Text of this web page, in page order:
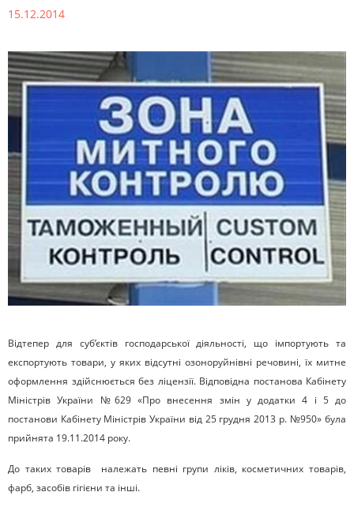
15.12.2014
Відтепер для суб’єктів господарської діяльності, що імпортують та
експортують товари, у яких відсутні озоноруйнівні речовині, їх митне
оформлення здійснюється без ліцензії. Відповідна постанова Кабінету
Міністрів України №629 «Про внесення змін у додатки 4 і 5 до
постанови Кабінету Міністрів України від 25 грудня 2013 р. №950» була
прийнята 19.11.2014 року.
До таких товарів належать певні групи ліків, косметичних товарів,
фарб, засобів гігієни та інші.